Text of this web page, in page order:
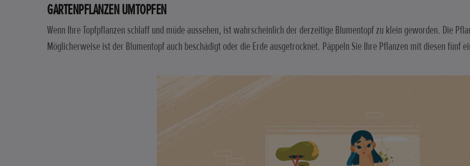
GARTENPFLANZEN UMTOPFEN
Wenn Ihre Topfpflanzen schlaff und müde aussehen, ist wahrscheinlich der derzeitige Blumentopf zu klein geworden. Die
Möglicherweise ist der Blumentopf auch beschädigt oder die Erde ausgetrocknet. Päppeln Sie Ihre Pflanzen mit diesen fünf